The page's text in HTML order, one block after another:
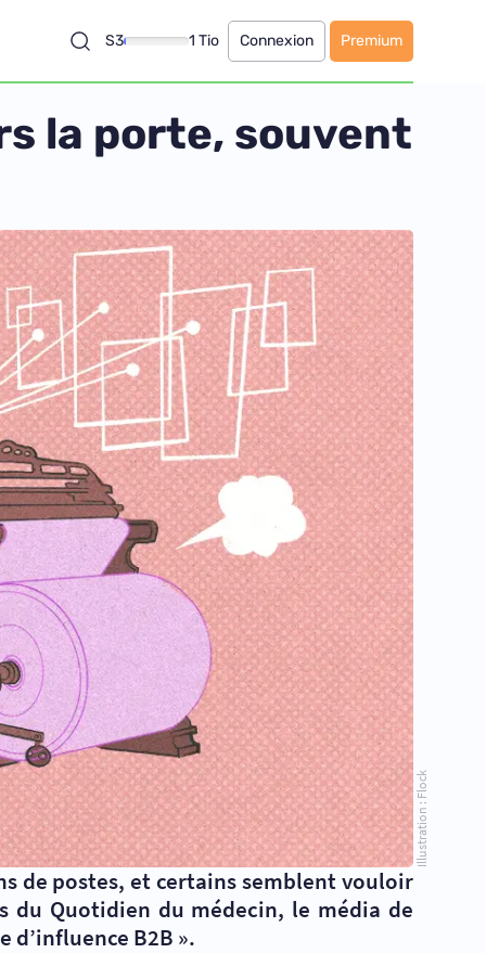
S3 1 Tio Connexion Premium
la porte, souvent
Illustration : Flock
de postes, et certains semblent vouloir
du Quotidien du médecin, le média de
B2B ».